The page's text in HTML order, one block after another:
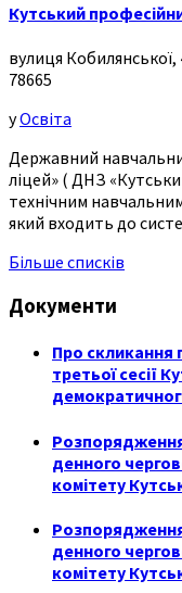
Кутський
вулиця
78665
уОсвіта
Державний
ліцей» ( ДНЗ
технічним
який входить до
Більше списків
Документи
Про скликання
третьої сесії
денного
комітету
денного
комітету